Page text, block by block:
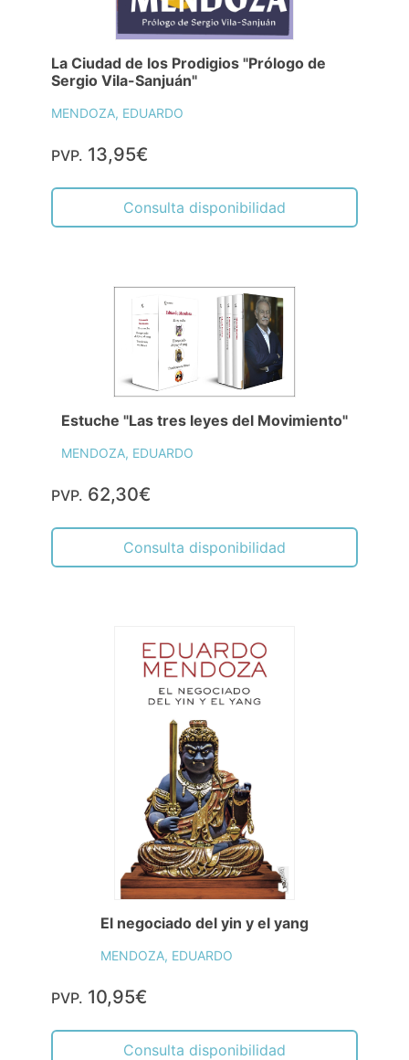
La Ciudad de los Prodigios "Prólogo de
Sergio Vila-Sanjuán"
MENDOZA, EDUARDO
PVP. 13,95€
Consulta disponibilidad
Estuche "Las tres leyes del Movimiento"
MENDOZA, EDUARDO
PVP. 62,30€
Consulta disponibilidad
El negociado del yin y el yang
MENDOZA, EDUARDO
PVP. 10,95€
Consulta disponibilidad